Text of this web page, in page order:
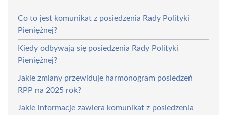
Co to jest komunikat z posiedzenia Rady Polityki
Pieniężnej?
Kiedy odbywają się posiedzenia Rady Polityki
Pieniężnej?
Jakie zmiany przewiduje harmonogram posiedzeń
RPP na 2025 rok?
Jakie informacje zawiera komunikat z posiedzenia